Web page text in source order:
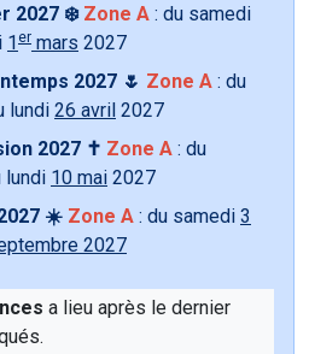
2027 ❄️ Zone A : du samedi
1 er mars 2027
2027 🌷 Zone A : du
lundi 26 avril 2027
2027 ✝️ Zone A : du
lundi 10 mai 2027
☀️ Zone A : du samedi 3
2027
a lieu après le dernier